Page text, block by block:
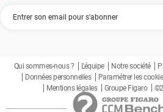
Qui sommes-nous ? L'équipe Notre société
Données personnelles
Paramétrer les
Mentions légales
Groupe Figaro